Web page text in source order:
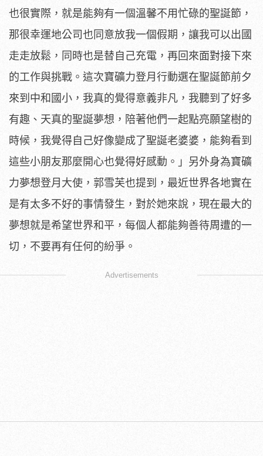
也很實際，就是能夠有一個溫馨不用忙碌的聖誕節，
那很幸運地公司也同意放我一個假期，讓我可以出國
走走放鬆，同時也是替自己充電，再回來面對接下來
的工作與挑戰。這次寶礦力登月行動選在聖誕節前夕
來到中和國小，我真的覺得意義非凡，我聽到了好多
有趣、天真的聖誕夢想，陪著他們一起點亮願望樹的
時候，我覺得自己好像變成了聖誕老婆婆，能夠看到
這些小朋友那麼開心也覺得好感動。」另外身為寶礦
力夢想登月大使，郭雪芙也提到，最近世界各地實在
是有太多不好的事情發生，對於她來說，現在最大的
夢想就是希望世界和平，每個人都能夠善待周遭的一
切，不要再有任何的紛爭。
Advertisements